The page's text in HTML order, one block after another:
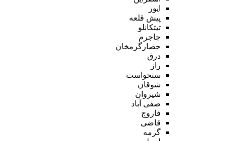
ایور
پیش قلعه
تیتکانلو
جاجرم
حصارگرمخان
درق
راز
سنخواست
شوقان
شیروان
صفی آباد
فاروج
قاضی
گرمه